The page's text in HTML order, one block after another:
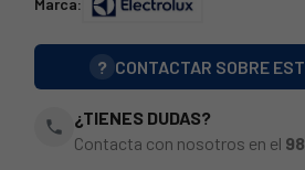
Marca:
? CONTACTAR SOBRE
phone
¿TIENES DUDAS?
Contacta con nosotros en el